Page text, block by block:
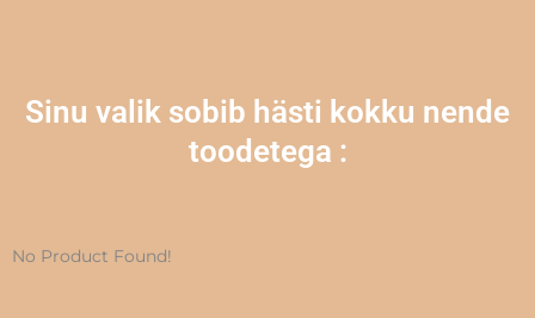
Sinu valik sobib hästi kokku nende
toodetega :
No Product Found!